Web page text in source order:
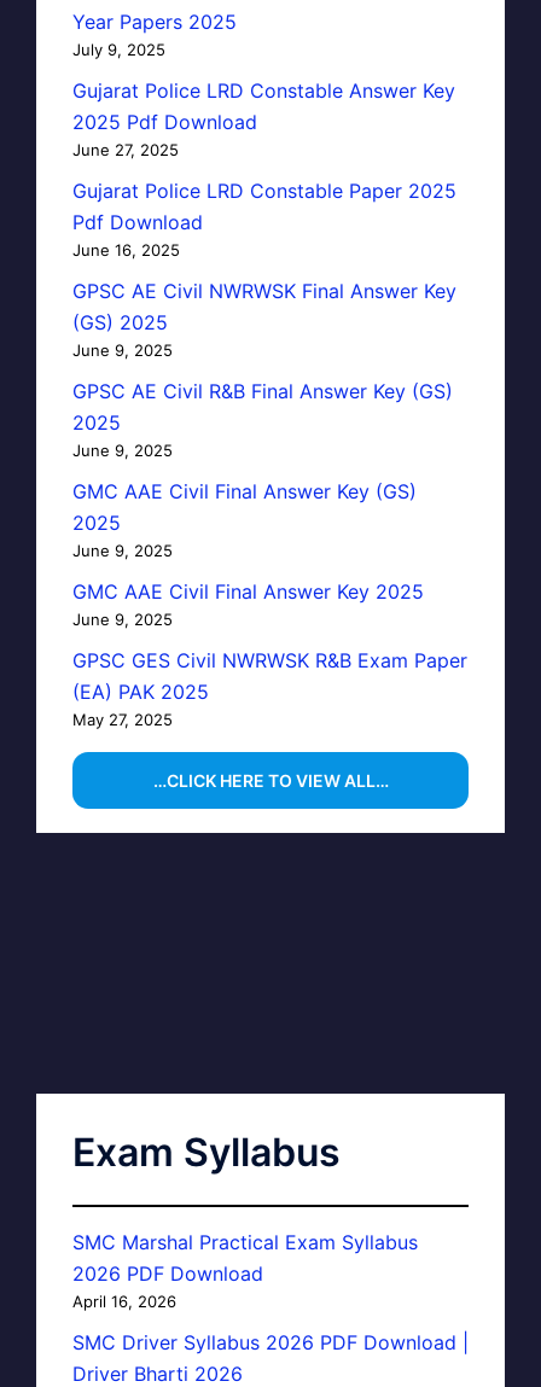
Year Papers 2025
July 9, 2025
Gujarat Police LRD Constable Answer Key
2025 Pdf Download
June 27, 2025
Gujarat Police LRD Constable Paper 2025
Pdf Download
June 16, 2025
GPSC AE Civil NWRWSK Final Answer Key
(GS) 2025
June 9, 2025
GPSC AE Civil R&B Final Answer Key (GS)
2025
June 9, 2025
GMC AAE Civil Final Answer Key (GS)
2025
June 9, 2025
GMC AAE Civil Final Answer Key 2025
June 9, 2025
GPSC GES Civil NWRWSK R&B Exam Paper
(EA) PAK 2025
May 27, 2025
…CLICK HERE TO VIEW ALL…
Exam Syllabus
SMC Marshal Practical Exam Syllabus
2026 PDF Download
April 16, 2026
SMC Driver Syllabus 2026 PDF Download |
Driver Bharti 2026